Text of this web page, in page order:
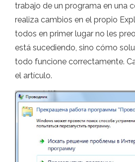
trabajo de un programa en una
realiza cambios en el propio
todos en primer lugar no les
está sucediendo, sino cómo
todo funcione correctamente.
el artículo.